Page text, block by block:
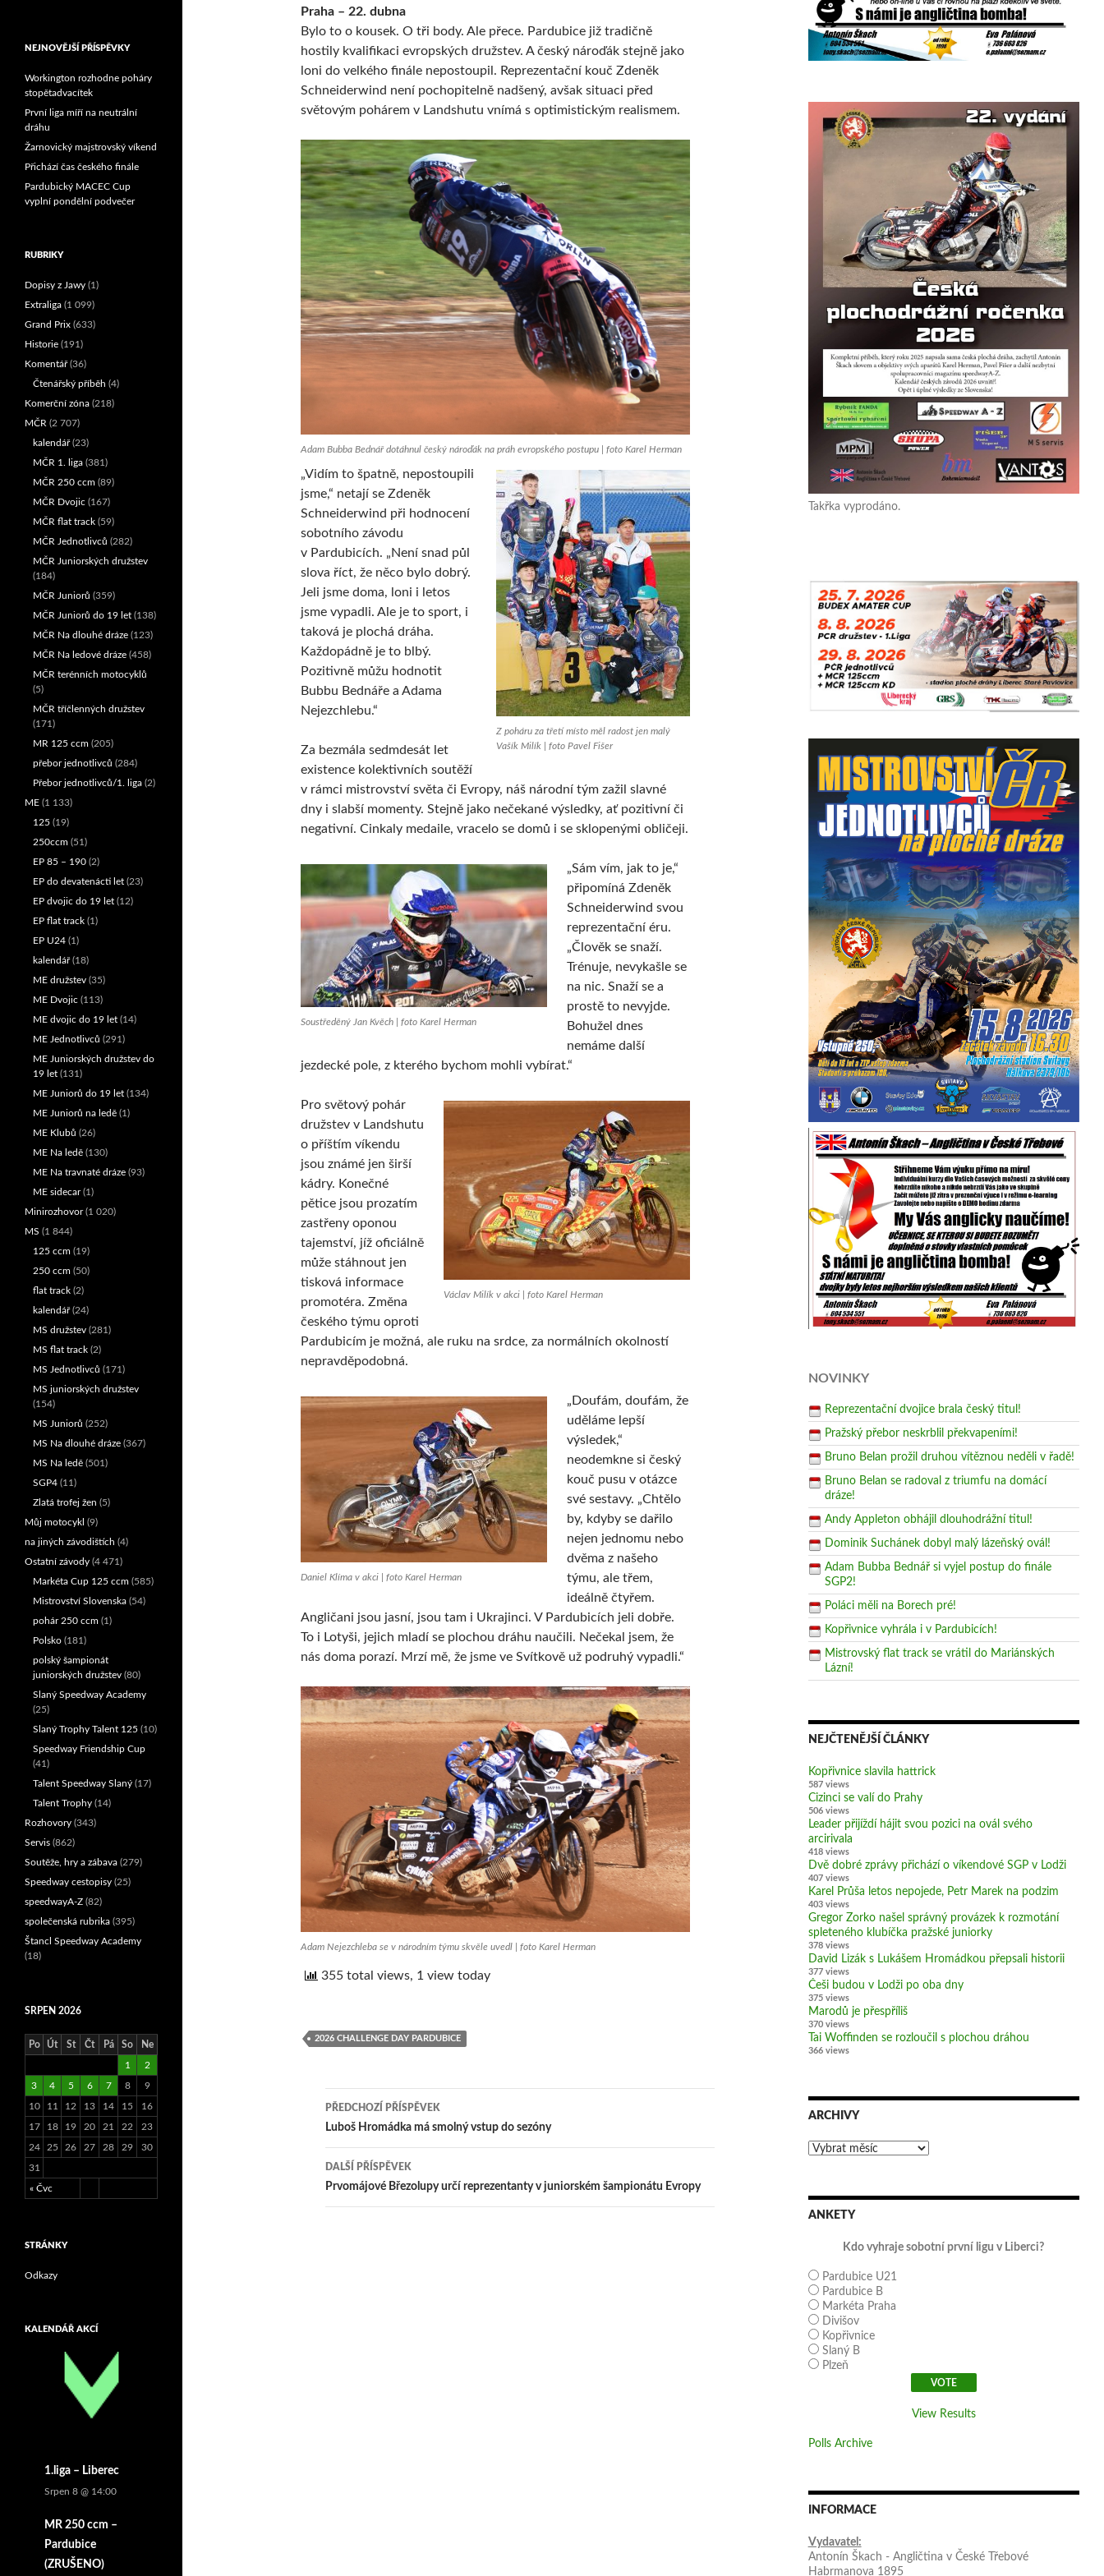
Praha – 22. dubna
Bylo to o kousek. O tři body. Ale přece. Pardubice již tradičně
hostily kvalifikaci evropských družstev. A český nároďák stejně jako
loni do velkého finále nepostoupil. Reprezentační kouč Zdeněk
Schneiderwind není pochopitelně nadšený, avšak situaci před
světovým pohárem v Landshutu vnímá s optimistickým realismem.
Adam Bubba Bednář dotáhnul český nároďák na práh evropského postupu | foto Karel Herman
Z poháru za třetí místo měl radost jen malý
Vašík Milík | foto Pavel Fišer
„Vidím to špatně, nepostoupili
jsme,“ netají se Zdeněk
Schneiderwind při hodnocení
sobotního závodu
v Pardubicích. „Není snad půl
slova říct, že něco bylo dobrý.
Jeli jsme doma, loni i letos
jsme vypadli. Ale je to sport, i
taková je plochá dráha.
Každopádně je to blbý.
Pozitivně můžu hodnotit
Bubbu Bednáře a Adama
Nejezchlebu.“
Za bezmála sedmdesát let
existence kolektivních soutěží
v rámci mistrovství světa či Evropy, náš národní tým zažil slavné
dny i slabší momenty. Stejně jako nečekané výsledky, ať pozitivní či
negativní. Cinkaly medaile, vracelo se domů i se sklopenými obličeji.
Soustředěný Jan Kvěch | foto Karel Herman
„Sám vím, jak to je,“
připomíná Zdeněk
Schneiderwind svou
reprezentační éru.
„Člověk se snaží.
Trénuje, nevykašle se
na nic. Snaží se a
prostě to nevyjde.
Bohužel dnes
nemáme další
jezdecké pole, z kterého bychom mohli vybírat.“
Václav Milík v akci | foto Karel Herman
Pro světový pohár
družstev v Landshutu
o příštím víkendu
jsou známé jen širší
kádry. Konečné
pětice jsou prozatím
zastřeny oponou
tajemství, jíž oficiálně
může stáhnout jen
tisková informace
promotéra. Změna
českého týmu oproti
Pardubicím je možná, ale ruku na srdce, za normálních okolností
nepravděpodobná.
Daniel Klíma v akci | foto Karel Herman
„Doufám, doufám, že
uděláme lepší
výsledek,“
neodemkne si český
kouč pusu v otázce
své sestavy. „Chtělo
by, kdyby se dařilo
nejen jednomu nebo
dvěma z našeho
týmu, ale třem,
ideálně čtyřem.
Angličani jsou jasní, jsou tam i Ukrajinci. V Pardubicích jeli dobře.
To i Lotyši, jejich mladí se plochou dráhu naučili. Nečekal jsem, že
nás doma porazí. Mrzí mě, že jsme ve Svítkově už podruhý vypadli.“
Adam Nejezchleba se v národním týmu skvěle uvedl | foto Karel Herman
355 total views, 1 view today
2026 CHALLENGE DAY PARDUBICE
Navigace
pro
příspěvek
PŘEDCHOZÍ PŘÍSPĚVEK
Luboš Hromádka má smolný vstup do sezóny
DALŠÍ PŘÍSPĚVEK
Prvomájové Březolupy určí reprezentanty v juniorském šampionátu Evropy
Takřka vyprodáno.
NOVINKY
Reprezentační dvojice brala český titul!
Pražský přebor neskrblil překvapeními!
Bruno Belan prožil druhou vítěznou neděli v řadě!
Bruno Belan se radoval z triumfu na domácí
dráze!
Andy Appleton obhájil dlouhodrážní titul!
Dominik Suchánek dobyl malý lázeňský ovál!
Adam Bubba Bednář si vyjel postup do finále
SGP2!
Poláci měli na Borech pré!
Kopřivnice vyhrála i v Pardubicích!
Mistrovský flat track se vrátil do Mariánských
Lázní!
NEJČTENĚJŠÍ ČLÁNKY
Kopřivnice slavila hattrick
587 views
Cizinci se valí do Prahy
506 views
Leader přijíždí hájit svou pozici na ovál svého
arcirivala
418 views
Dvě dobré zprávy přichází o víkendové SGP v Lodži
407 views
Karel Průša letos nepojede, Petr Marek na podzim
403 views
Gregor Zorko našel správný provázek k rozmotání
spleteného klubíčka pražské juniorky
378 views
David Lizák s Lukášem Hromádkou přepsali historii
377 views
Češi budou v Lodži po oba dny
375 views
Marodů je přespříliš
370 views
Tai Woffinden se rozloučil s plochou dráhou
366 views
ARCHIVY
Archivy
ANKETY
Kdo vyhraje sobotní první ligu v Liberci?
Pardubice U21
Pardubice B
Markéta Praha
Divišov
Kopřivnice
Slaný B
Plzeň
View Results
Polls Archive
INFORMACE
Vydavatel:
Antonín Škach - Angličtina v České Třebové
Habrmanova 1895
NEJNOVĚJŠÍ PŘÍSPĚVKY
Workington rozhodne poháry
stopětadvacítek
První liga míří na neutrální
dráhu
Žarnovický majstrovský víkend
Přichází čas českého finále
Pardubický MACEC Cup
vyplní pondělní podvečer
RUBRIKY
Dopisy z Jawy (1)
Extraliga (1 099)
Grand Prix (633)
Historie (191)
Komentář(36)
Čtenářský příběh (4)
Komerční zóna (218)
MČR (2 707)
kalendář(23)
MČR 1. liga (381)
MČR 250 ccm (89)
MČR Dvojic (167)
MČR flat track (59)
MČR Jednotlivců (282)
MČR Juniorských družstev
(184)
MČR Juniorů (359)
MČR Juniorů do 19 let (138)
MČR Na dlouhé dráze (123)
MČR Na ledové dráze (458)
MČR terénních motocyklů
(5)
MČR tříčlenných družstev
(171)
MR 125 ccm (205)
přebor jednotlivců (284)
Přebor jednotlivců/1. liga (2)
ME (1 133)
125 (19)
250ccm (51)
EP 85 – 190 (2)
EP do devatenácti let (23)
EP dvojic do 19 let (12)
EP flat track (1)
EP U24 (1)
kalendář(18)
ME družstev (35)
ME Dvojic (113)
ME dvojic do 19 let (14)
ME Jednotlivců (291)
ME Juniorských družstev do
19 let (131)
ME Juniorů do 19 let (134)
ME Juniorů na ledě (1)
ME Klubů (26)
ME Na ledě (130)
ME Na travnaté dráze (93)
ME sidecar(1)
Minirozhovor(1 020)
MS (1 844)
125 ccm (19)
250 ccm (50)
flat track (2)
kalendář(24)
MS družstev (281)
MS flat track (2)
MS Jednotlivců (171)
MS juniorských družstev
(154)
MS Juniorů (252)
MS Na dlouhé dráze (367)
MS Na ledě (501)
SGP4 (11)
Zlatá trofej žen (5)
Můj motocykl (9)
na jiných závodištích (4)
Ostatní závody (4 471)
Markéta Cup 125 ccm (585)
Mistrovství Slovenska (54)
pohár 250 ccm (1)
Polsko (181)
polský šampionát
juniorských družstev (80)
Slaný Speedway Academy
(25)
Slaný Trophy Talent 125 (10)
Speedway Friendship Cup
(41)
Talent Speedway Slaný (17)
Talent Trophy (14)
Rozhovory (343)
Servis (862)
Soutěže, hry a zábava (279)
Speedway cestopisy (25)
speedwayA-Z (82)
společenská rubrika (395)
Štancl Speedway Academy
(18)
SRPEN 2026
Po Út St Čt Pá So Ne
« Čvc
1 2
3 4 5 6 7 8 9
10 11 12 13 14 15 16
17 18 19 20 21 22 23
24 25 26 27 28 29 30
31
STRÁNKY
Odkazy
KALENDÁŘ AKCÍ
1.liga – Liberec
Srpen 8 @ 14:00
MR 250 ccm –
Pardubice
(ZRUŠENO)